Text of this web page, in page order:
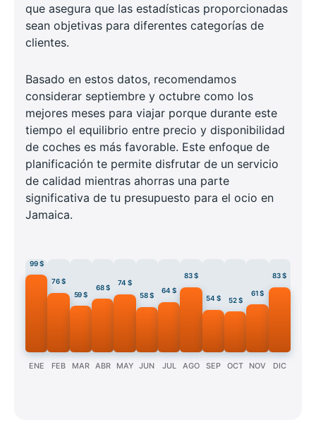
que asegura que las estadísticas proporcionadas
sean objetivas para diferentes categorías de
clientes.
Basado en estos datos, recomendamos
considerar septiembre y octubre como los
mejores meses para viajar porque durante este
tiempo el equilibrio entre precio y disponibilidad
de coches es más favorable. Este enfoque de
planificación te permite disfrutar de un servicio
de calidad mientras ahorras una parte
significativa de tu presupuesto para el ocio en
Jamaica.
99 $
ENE
76 $
FEB
59 $
MAR
68 $
ABR
74 $
MAY
58 $
JUN
64 $
JUL
83 $
AGO
54 $
SEP
52 $
OCT
61 $
NOV
83 $
DIC